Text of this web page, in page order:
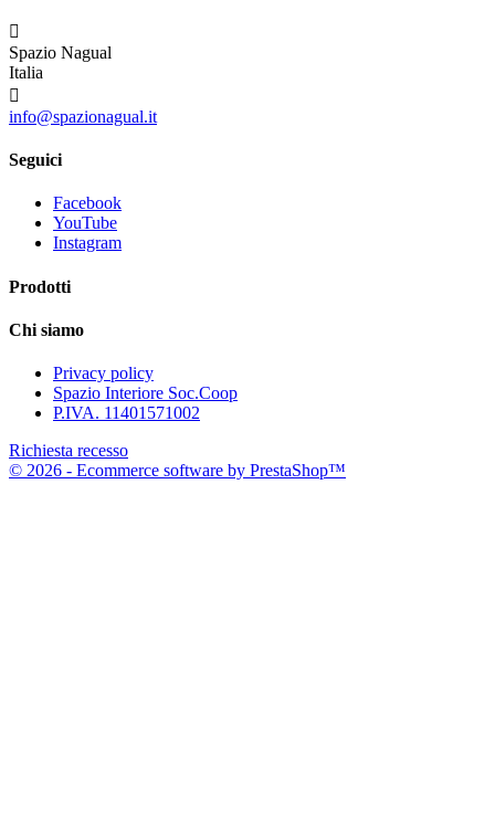

Spazio Nagual
Italia

info@spazionagual.it
Seguici
Facebook
YouTube
Instagram
Prodotti
Chi siamo
Privacy policy
Spazio Interiore Soc.Coop
P.IVA. 11401571002
Richiesta recesso
© 2026 - Ecommerce software by PrestaShop™